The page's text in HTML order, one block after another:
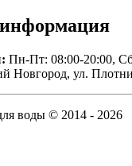
информация
Пн-Пт: 08:00-20:00,
Новгород, ул.
воды © 2014 - 2026